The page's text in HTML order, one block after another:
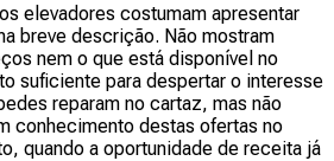
elevadores costumam apresentar
breve descrição. Não mostram
nem o que está disponível no
suficiente para despertar o interesse
reparam no cartaz, mas não
conhecimento destas ofertas no
quando a oportunidade de receita já